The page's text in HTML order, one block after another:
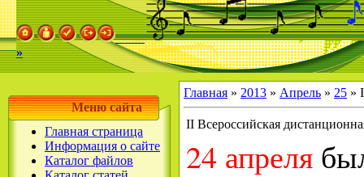
»
Меню сайта
Главная страница
Информация о сайте
Каталог файлов
Главная » 2013 » Апрель » 25 »
II Всероссийская
24 апреля